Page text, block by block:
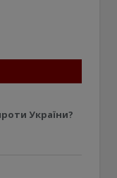
України?